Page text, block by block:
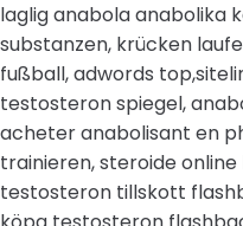
laglig anabola anabolika
substanzen, krücken
fußball, adwords
testosteron spiegel,
acheter anabolisant en
trainieren, steroide
testosteron tillskott